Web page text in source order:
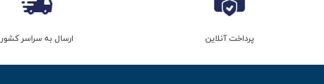
پرداخت آنلاین ارسال به سراسر کشور